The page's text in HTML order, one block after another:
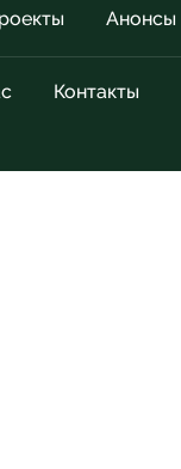
Анонсы
Контакты